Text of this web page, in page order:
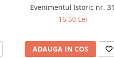
Evenimentul Istoric nr. 31
16,50 Lei
ADAUGA IN COS